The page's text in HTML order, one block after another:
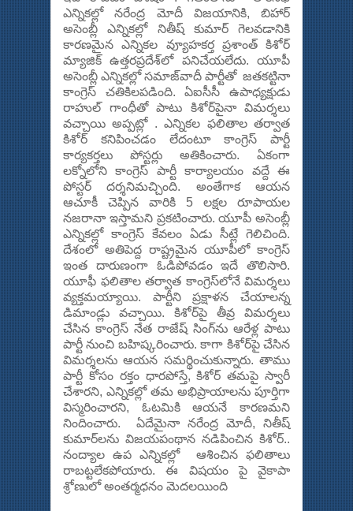
ఎన్నికల్లో నరేంద్ర మోదీ విజయానికి, బిహార్
అసెంబ్లీ ఎన్నికల్లో నితీష్ కుమార్ గెలవడానికి
కారణమైన ఎన్నికల వ్యూహకర్త ప్రశాంత్ కిశోర్
మ్యాజిక్ ఉత్తరప్రదేశ్‌లో పనిచేయలేదు. యూపీ
అసెంబ్లీ ఎన్నికల్లో సమాజ్‌వాదీ పార్టీతో జతకట్టినా
కాంగ్రెస్ చతికిలపడింది. ఏఐసీసీ ఉపాధ్యక్షుడు
రాహుల్ గాంధీతో పాటు కిశోర్‌పైనా విమర్శలు
వచ్చాయి అప్పట్లో . ఎన్నికల ఫలితాల తర్వాత
కిశోర్ కనిపించడం లేదంటూ కాంగ్రెస్ పార్టీ
కార్యకర్తలు పోస్టర్లు అతికించారు. ఏకంగా
లక్నోలోని కాంగ్రెస్ పార్టీ కార్యాలయం వద్దే ఈ
పోస్టర్ దర్శనిమచ్చింది. అంతేగాక ఆయన
ఆచూకీ చెప్పిన వారికి 5 లక్షల రూపాయల
నజరానా ఇస్తామని ప్రకటించారు. యూపీ అసెంబ్లీ
ఎన్నికల్లో కాంగ్రెస్ కేవలం ఏడు సీట్లే గెలిచింది.
దేశంలో అతిపెద్ద రాష్ట్రమైన యూపీలో కాంగ్రెస్
ఇంత దారుణంగా ఓడిపోవడం ఇదే తొలిసారి.
యూఫీ ఫలితాల తర్వాత కాంగ్రెస్‌లోనే విమర్శలు
వ్యక్తమయ్యాయి. పార్టీని ప్రక్షాళన చేయాలన్న
డిమాండ్లు వచ్చాయి. కిశోర్‌పై తీవ్ర విమర్శలు
చేసిన కాంగ్రెస్ నేత రాజేష్ సింగ్‌ను ఆరేళ్ల పాటు
పార్టీ నుంచి బహిష్కరించారు. కాగా కిశోర్‌పై చేసిన
విమర్శలను ఆయన సమర్థించుకున్నారు. తాము
పార్టీ కోసం రక్తం ధారపోస్తే, కిశోర్ తమపై స్వారీ
చేశారని, ఎన్నికల్లో తమ అభిప్రాయాలను పూర్తిగా
విస్మరించారని, ఓటమికి ఆయనే కారణమని
నిందించారు. ఏదేమైనా నరేంద్ర మోదీ, నితీష్
కుమార్‌లను విజయపంథాన నడిపించిన కిశోర్..
నంద్యాల ఉప ఎన్నికల్లో ఆశించిన ఫలితాలు
రాబట్టలేకపోయారు. ఈ విషయం పై వైకాపా
శ్రోణులో అంతర్మధనం మెదలయింది